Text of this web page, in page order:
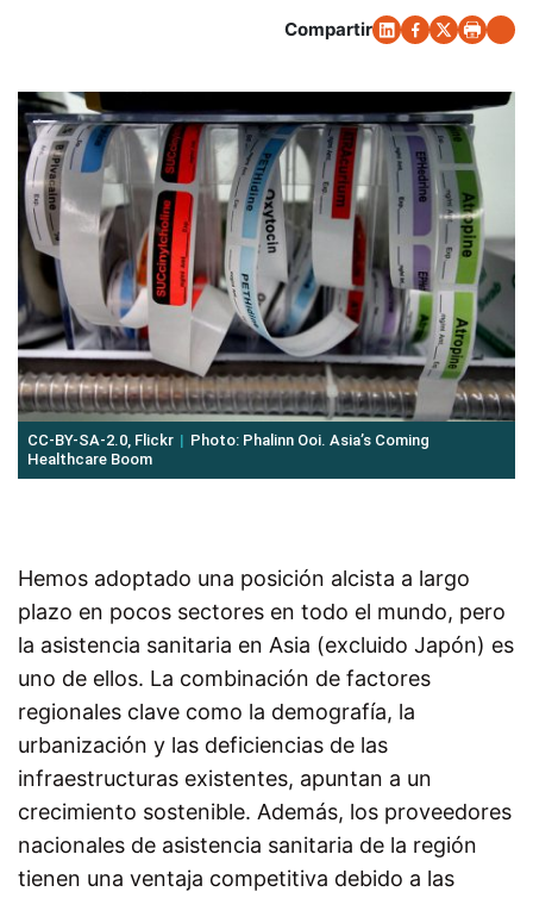
Compartir
CC-BY-SA-2.0, Flickr
Photo: Phalinn Ooi. Asia’s Coming
Healthcare Boom
Hemos adoptado una posición alcista a largo
plazo en pocos sectores en todo el mundo, pero
la asistencia sanitaria en Asia (excluido Japón) es
uno de ellos. La combinación de factores
regionales clave como la demografía, la
urbanización y las deficiencias de las
infraestructuras existentes, apuntan a un
crecimiento sostenible. Además, los proveedores
nacionales de asistencia sanitaria de la región
tienen una ventaja competitiva debido a las